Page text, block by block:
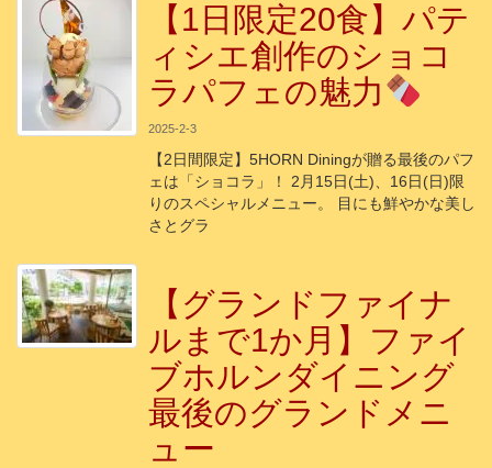
【1日限定20食】パテ
ィシエ創作のショコ
ラパフェの魅力
2025-2-3
【2日間限定】5HORN Diningが贈る最後のパフ
ェは「ショコラ」！ 2月15日(土)、16日(日)限
りのスペシャルメニュー。 目にも鮮やかな美し
さとグラ
【グランドファイナ
ルまで1か月】ファイ
ブホルンダイニング
最後のグランドメニ
ュー